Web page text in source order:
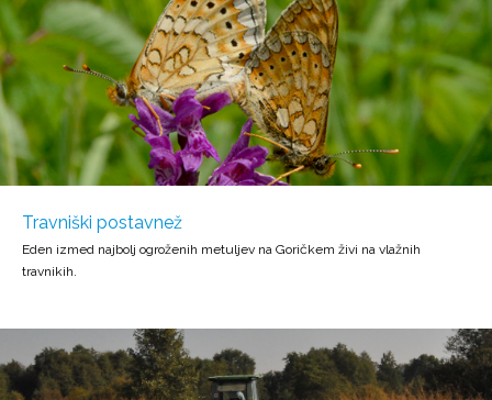
Travniški postavnež
Eden izmed najbolj ogroženih metuljev na Goričkem živi na vlažnih
travnikih.